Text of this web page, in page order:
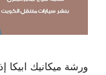
ورشة ميكانيك